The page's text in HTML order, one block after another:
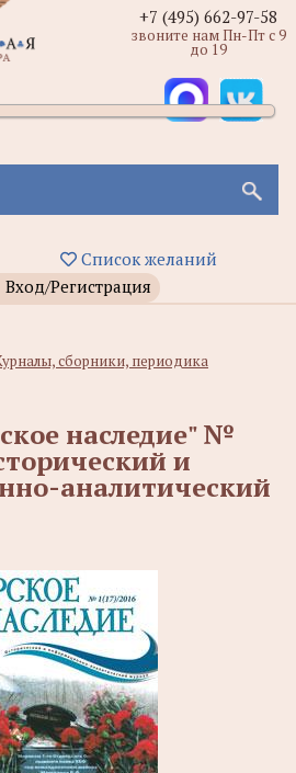
Список желаний
Вход/Регистрация
+7 (495) 662-97-58
звоните нам Пн-Пт с 9
до 19
сборники, периодика
наследие" №
и
аналитический